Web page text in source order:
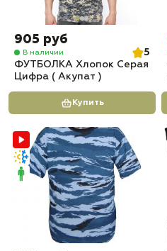
905 руб
В наличии
5
ФУТБОЛКА Хлопок Серая
Цифра ( Акупат )
Купить